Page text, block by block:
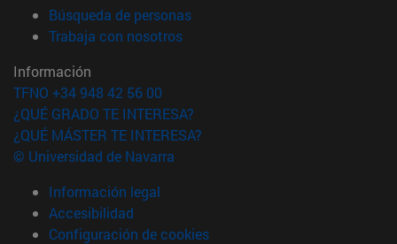
Búsqueda de personas(abre en nueva ventana)
Trabaja con nosotros(abre en nueva ventana)
Información
TFNO +34 948 42 56 00
¿QUÉ GRADO TE INTERESA?
¿QUÉ MÁSTER TE INTERESA?
© Universidad de Navarra
Información legal
Accesibilidad
Configuración de cookies